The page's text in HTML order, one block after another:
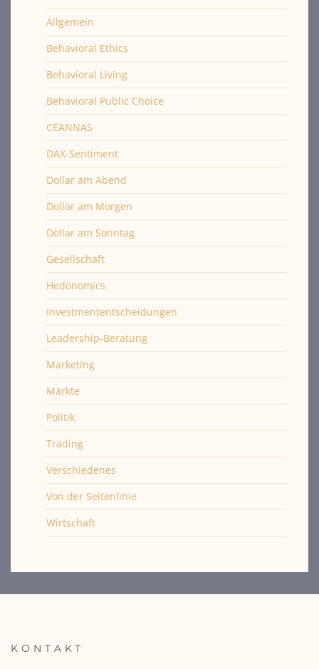
Allgemein
Behavioral Ethics
Behavioral Living
Behavioral Public Choice
CEANNAS
DAX-Sentiment
Dollar am Abend
Dollar am Morgen
Dollar am Sonntag
Gesellschaft
Hedonomics
Investmententscheidungen
Leadership-Beratung
Marketing
Märkte
Politik
Trading
Verschiedenes
Von der Seitenlinie
Wirtschaft
KONTAKT